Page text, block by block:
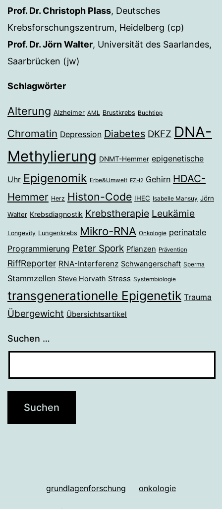
Prof. Dr. Christoph Plass, Deutsches
Krebsforschungszentrum, Heidelberg (cp)
Prof. Dr. Jörn Walter, Universität des Saarlandes,
Saarbrücken (jw)
Schlagwörter
Alterung Alzheimer AML Brustkrebs Buchtipp
Chromatin Depression Diabetes DKFZ DNA-
Methylierung DNMT-Hemmer epigenetische
Uhr Epigenomik Erbe&Umwelt EZH2 Gehirn HDAC-
Hemmer Herz Histon-Code IHEC Isabelle Mansuy Jörn
Walter Krebsdiagnostik Krebstherapie Leukämie
Longevity Lungenkrebs Mikro-RNA Onkologie perinatale
Programmierung Peter Spork Pflanzen Prävention
RiffReporter RNA-Interferenz Schwangerschaft Sperma
Stammzellen Steve Horvath Stress Systembiologie
transgenerationelle Epigenetik Trauma
Übergewicht Übersichtsartikel
Suchen …
grundlagenforschung onkologie